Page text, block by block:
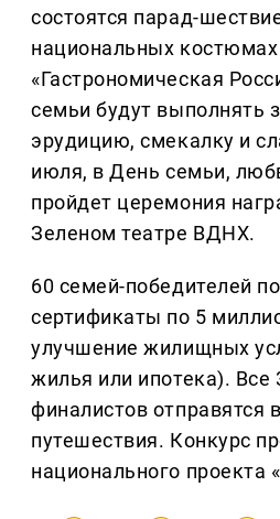
состоятся парад-
национальных
«Гастрономическая
семьи будут выполнять
эрудицию, смекалку и
июля, в День семьи,
пройдет церемония
Зеленом театре ВДНХ.
60 семей-победителей
сертификаты по 5
улучшение жилищных
жилья или ипотека). Все
финалистов отправятся
путешествия. Конкурс
национального проекта